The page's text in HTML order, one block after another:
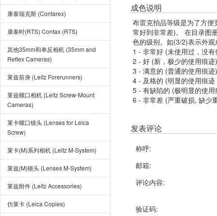
康泰瑞克斯 (Contarex)
康泰时(RTS) Contax (RTS)
其他35mm和单反相机 (35mm and
Reflex Cameras)
莱兹前身 (Leitz Forerunners)
莱兹螺口相机 (Leitz Screw-Mount
Cameras)
莱卡螺口镜头 (Lenses for Leica
Screw)
莱卡(M)系列相机 (Leitz M-System)
莱兹(M)镜头 (Lenses M-System)
莱兹附件 (Leitz Accessories)
仿莱卡 (Leica Copies)
成色说明
布雷克拍品等级是为了方
常好到非常差)。 在目录图
色的级别。如(3/2)表示外
1 - 非常好 (未使用过，没
2 - 好 (新，极少的使用痕迹)
3 - 满意的 (普通的使用痕迹)
4 - 及格的 (明显的使用痕
5 - 有缺陷的 (极明显的使
6 - 非常差 (严重破损, 缺少
发表评论
称呼:
邮箱:
评论内容:
验证码: